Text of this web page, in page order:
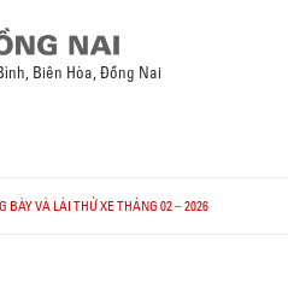
Biên Hòa, Đồng Nai
BÀY VÀ LÁI THỬ XE THÁNG 02 – 2026